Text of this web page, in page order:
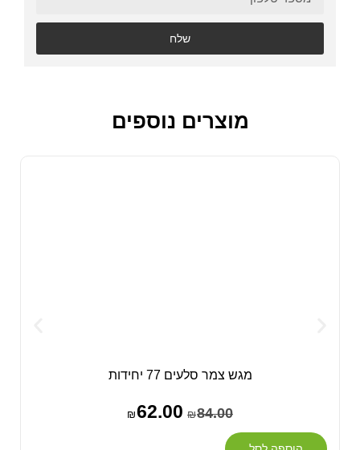
שלח
מוצרים נוספים
מגש צמר סלעים 77 יחידות
₪84.00
₪62.00